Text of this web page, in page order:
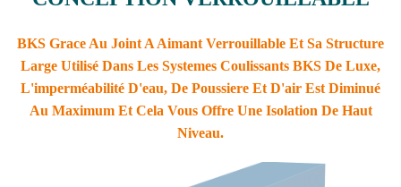
BKS Grace Au Joint A Aimant Verrouillable Et Sa Structure
Large Utilisé Dans Les Systemes Coulissants BKS De Luxe,
L'imperméabilité D'eau, De Poussiere Et D'air Est Diminué
Au Maximum Et Cela Vous Offre Une Isolation De Haut
Niveau.